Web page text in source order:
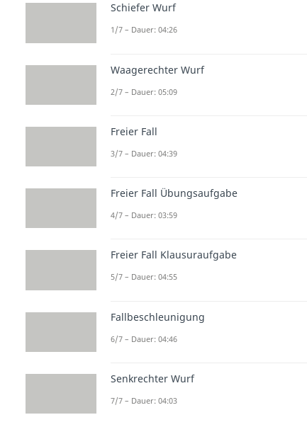
Schiefer Wurf
1/7 – Dauer: 04:26
Waagerechter Wurf
2/7 – Dauer: 05:09
Freier Fall
3/7 – Dauer: 04:39
Freier Fall Übungsaufgabe
4/7 – Dauer: 03:59
Freier Fall Klausuraufgabe
5/7 – Dauer: 04:55
Fallbeschleunigung
6/7 – Dauer: 04:46
Senkrechter Wurf
7/7 – Dauer: 04:03